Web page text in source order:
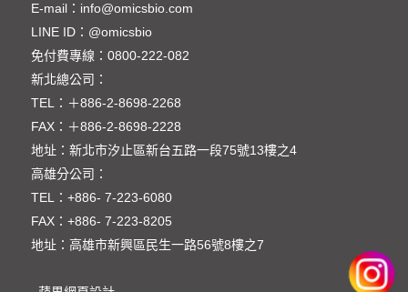
E-mail： info@omicsbio.com
LINE ID： @omicsbio
免付費專線： 0800-222-082
新北總公司：
TEL： ＋886-2-8698-2268
FAX： ＋886-2-8698-2228
地址： 新北市汐止區新台五路一段75號13樓之4
高雄分公司：
TEL： +886- 7-223-6080
FAX： +886- 7-223-8205
地址：高雄市新興區民生一路56號8樓之7